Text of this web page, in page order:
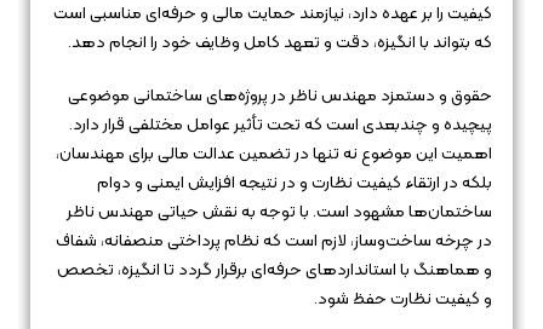
کیفیت را بر عهده دارد، نیازمند حمایت مالی و حرفه‌ای مناسبی است
که بتواند با انگیزه، دقت و تعهد کامل وظایف خود را انجام دهد.
حقوق و دستمزد مهندس ناظر در پروژه‌های ساختمانی موضوعی
پیچیده و چندبعدی است که تحت تأثیر عوامل مختلفی قرار دارد.
اهمیت این موضوع نه تنها در تضمین عدالت مالی برای مهندسان،
بلکه در ارتقاء کیفیت نظارت و در نتیجه افزایش ایمنی و دوام
ساختمان‌ها مشهود است. با توجه به نقش حیاتی مهندس ناظر
در چرخه ساخت‌وساز، لازم است که نظام پرداختی منصفانه، شفاف
و هماهنگ با استانداردهای حرفه‌ای برقرار گردد تا انگیزه، تخصص
و کیفیت نظارت حفظ شود.